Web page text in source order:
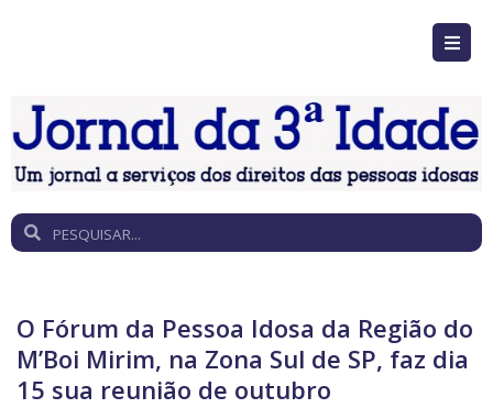
O Fórum da Pessoa Idosa da Região do
M’Boi Mirim, na Zona Sul de SP, faz dia
15 sua reunião de outubro